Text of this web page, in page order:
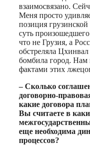
взаимосвязано.
Меня просто
позиция
суть произошедшего
что не Грузия, а
обстреляла
бомбила город. Нам
фактами этих
– Сколько
договорно-
какие договора
Вы считаете в
еще необходима
процессов?